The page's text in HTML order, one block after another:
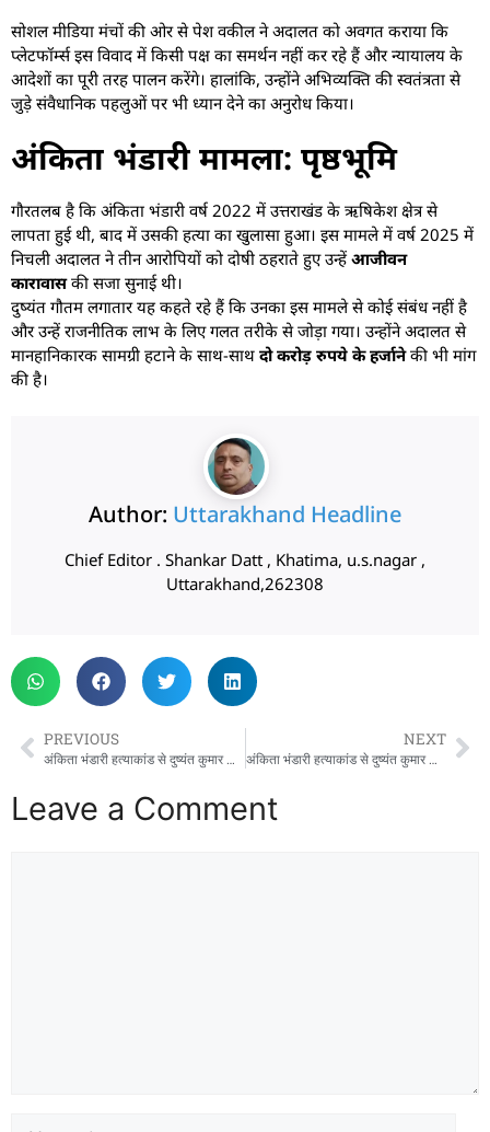
सोशल मीडिया मंचों की ओर से पेश वकील ने अदालत को अवगत कराया कि
प्लेटफॉर्म्स इस विवाद में किसी पक्ष का समर्थन नहीं कर रहे हैं और न्यायालय के
आदेशों का पूरी तरह पालन करेंगे। हालांकि, उन्होंने अभिव्यक्ति की स्वतंत्रता से
जुड़े संवैधानिक पहलुओं पर भी ध्यान देने का अनुरोध किया।
अंकिता भंडारी मामला: पृष्ठभूमि
गौरतलब है कि अंकिता भंडारी वर्ष 2022 में उत्तराखंड के ऋषिकेश क्षेत्र से
लापता हुई थी, बाद में उसकी हत्या का खुलासा हुआ। इस मामले में वर्ष 2025 में
निचली अदालत ने तीन आरोपियों को दोषी ठहराते हुए उन्हेंआजीवन
कारावासकी सजा सुनाई थी।
दुष्यंत गौतम लगातार यह कहते रहे हैं कि उनका इस मामले से कोई संबंध नहीं है
और उन्हें राजनीतिक लाभ के लिए गलत तरीके से जोड़ा गया। उन्होंने अदालत से
मानहानिकारक सामग्री हटाने के साथ-साथ दो करोड़ रुपये के हर्जानेकी भी मांग
की है।
Author: Uttarakhand Headline
Chief Editor . Shankar Datt , Khatima, u.s.nagar ,
Uttarakhand,262308
PREVIOUS
अंकिता भंडारी हत्याकांड से दुष्यंत कुमार का नाम जोड़ने पर दिल्ली हाईकोर्ट सख्त, 24 घंटे में सोशल मीडिया कंटेंट हटाने के निर्देश
NEXT
अंकिता भंडारी हत्याकांड से दुष्यंत कुमार का नाम जोड़ने पर दिल्ली हाईकोर्ट सख्त, 24 घंटे में सोशल मीडिया कंटेंट हटाने के निर्देश
Leave a Comment